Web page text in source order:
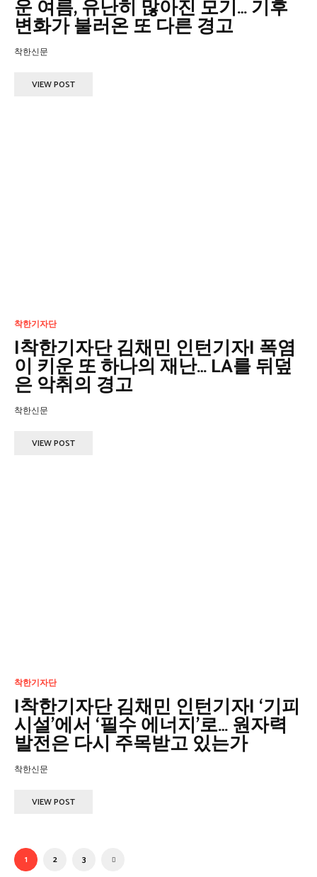
운 여름, 유난히 많아진 모기… 기후
변화가 불러온 또 다른 경고
착한신문
VIEW POST
착한기자단
|착한기자단 김채민 인턴기자| 폭염
이 키운 또 하나의 재난… LA를 뒤덮
은 악취의 경고
착한신문
VIEW POST
착한기자단
|착한기자단 김채민 인턴기자| ‘기피
시설’에서 ‘필수 에너지’로… 원자력
발전은 다시 주목받고 있는가
착한신문
VIEW POST
1 2 3